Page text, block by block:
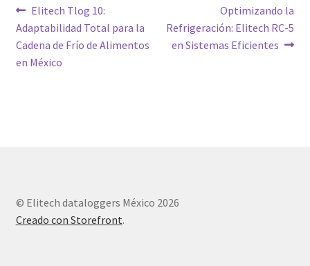
Navegación
de
entradas
Entrada
anterior:
Elitech Tlog 10:
Adaptabilidad Total para la
Cadena de Frío de Alimentos
en México
Siguiente
entrada:
Optimizando la
Refrigeración: Elitech RC-5
en Sistemas Eficientes
© Elitech dataloggers México 2026
Creado con Storefront.